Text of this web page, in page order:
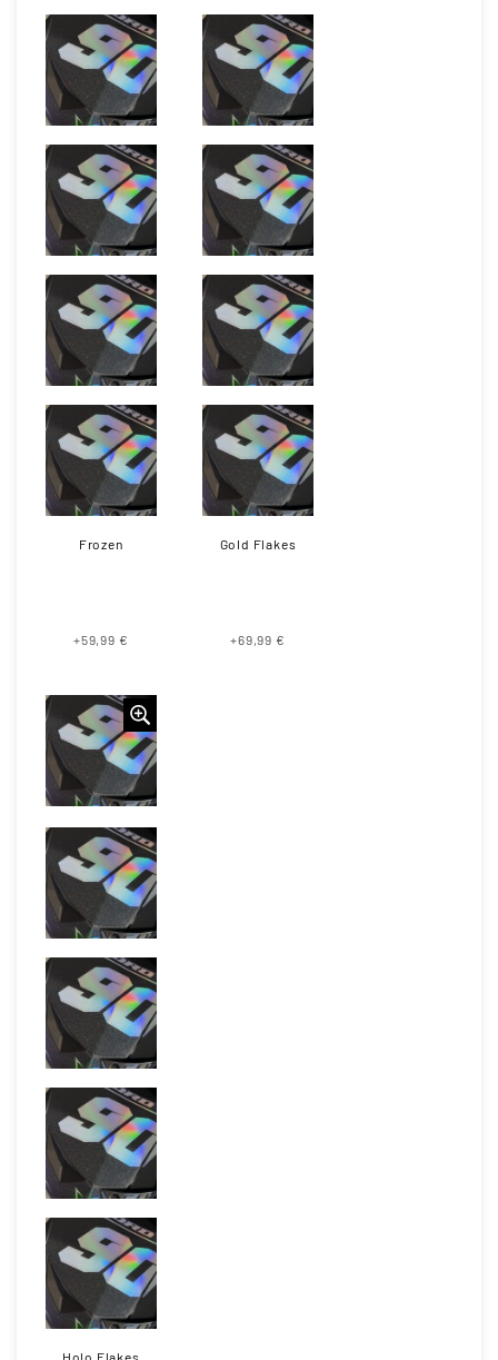
Frozen
+59,99 €
Gold Flakes
+69,99 €
Holo Flakes